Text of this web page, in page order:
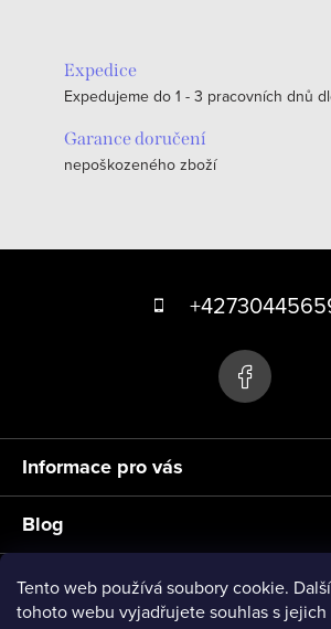
Tento web používá soubory cookie.
tohoto webu vyjadřujete souhlas s
Expedice
Expedujeme do 1 - 3 pracovních dnů
Garance doručení
nepoškozeného zboží
í Informace pro vás
Blog
Přihlášení